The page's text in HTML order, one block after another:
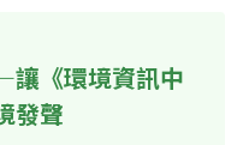
讓《環境資訊中
發聲